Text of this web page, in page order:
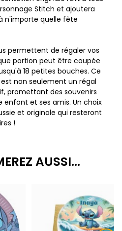
Stitch et ajoutera
n'importe quelle fête
permettent de régaler vos
portion peut être coupée
18 petites bouches. Ce
non seulement un régal
promettant des souvenirs
enfant et ses amis. Un choix
et originale qui resteront
!
AUSSI...